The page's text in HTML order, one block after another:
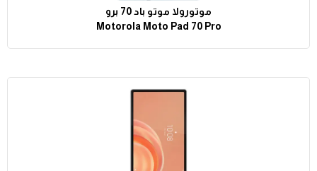
موتورولا موتو باد 70 برو
Motorola Moto Pad 70 Pro